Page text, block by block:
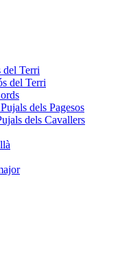
del Terri
del Terri
dels Pagesos
dels Cavallers